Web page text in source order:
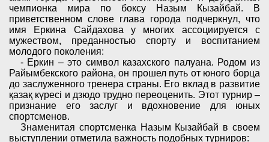
чемпионка мира по боксу Назым Кызайбай. В
приветственном слове глава города подчеркнул, что
имя Еркина Сайдахова у многих ассоциируется с
мужеством, преданностью спорту и воспитанием
молодого поколения:
- Еркин – это символ казахского палуана. Родом из
Райымбекского района, он прошел путь от юного борца
до заслуженного тренера страны. Его вклад в развитие
қазақ күресі и дзюдо трудно переоценить. Этот турнир –
признание его заслуг и вдохновение для юных
спортсменов.
Знаменитая спортсменка Назым Кызайбай в своем
выступлении отметила важность подобных турниров: